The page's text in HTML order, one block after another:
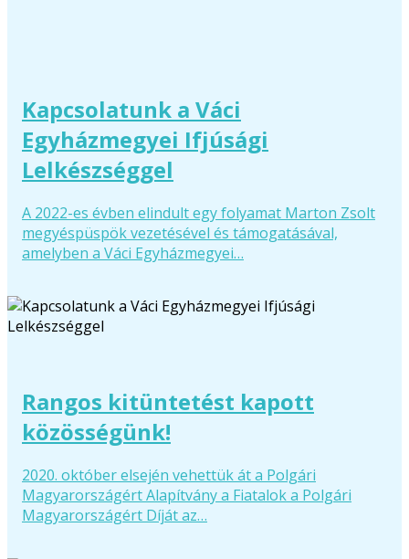
Kapcsolatunk a Váci
Egyházmegyei Ifjúsági
Lelkészséggel
A 2022-es évben elindult egy folyamat Marton Zsolt
megyéspüspök vezetésével és támogatásával,
amelyben a Váci Egyházmegyei…
Rangos kitüntetést kapott
közösségünk!
2020. október elsején vehettük át a Polgári
Magyarországért Alapítvány a Fiatalok a Polgári
Magyarországért Díját az…